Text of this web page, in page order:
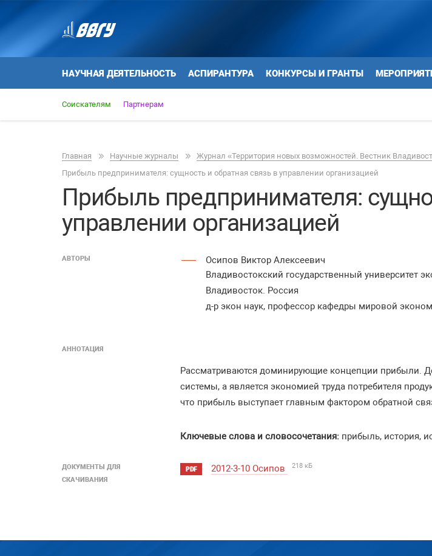
НАУЧНАЯ ДЕЯТЕЛЬНОСТЬ АСПИРАНТУРА КОНКУРСЫ И ГРАНТЫ
Соискателям Партнерам
Главная Научные журналы Журнал «Территория новых возможностей. Вестник
Прибыль предпринимателя: сущность и обратная связь в управлении организацией
Прибыль предпринимателя:
управлении организацией
АВТОРЫ
Осипов Виктор Алексеевич
Владивостокский государственный университет
Владивосток. Россия
д-р экон наук, профессор кафедры мировой
АННОТАЦИЯ
Рассматриваются доминирующие концепции прибыли.
системы, а является экономией труда потребителя
что прибыль выступает главным фактором обратной
Ключевые слова и словосочетания: прибыль, история,
ДОКУМЕНТЫ ДЛЯ
СКАЧИВАНИЯ
PDF 2012-3-10 Осипов 218 кБ